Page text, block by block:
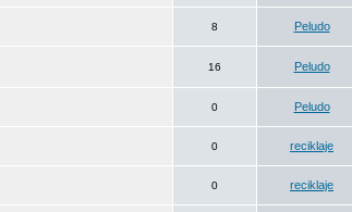
8 Peludo
16 Peludo
0 Peludo
0 reciklaje
0 reciklaje